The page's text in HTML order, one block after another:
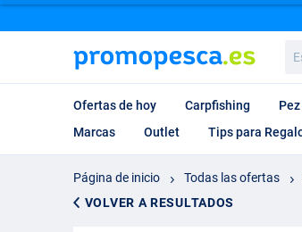
Ofertas de hoy Carpfishing
Marcas
Outlet Tips para
Página de inicio Todas las ofertas
VOLVER A RESULTADOS